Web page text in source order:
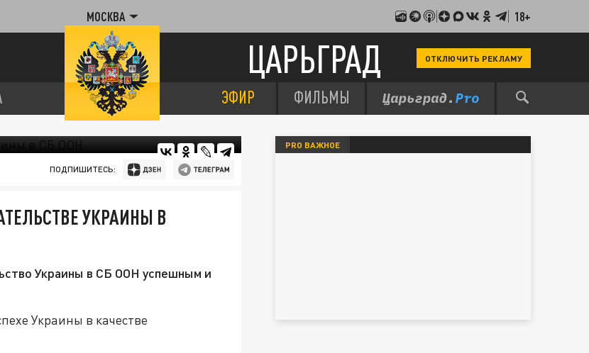
МОСКВА 18+
ЦАРЬГРАД ОТКЛЮЧИТЬ РЕКЛАМУ
ЭФИР ФИЛЬМЫ
ПОДПИШИТЕСЬ:
УКРАИНЫ В
Украины в СБ ООН успешным и
Украины в качестве
PRO ВАЖНОЕ